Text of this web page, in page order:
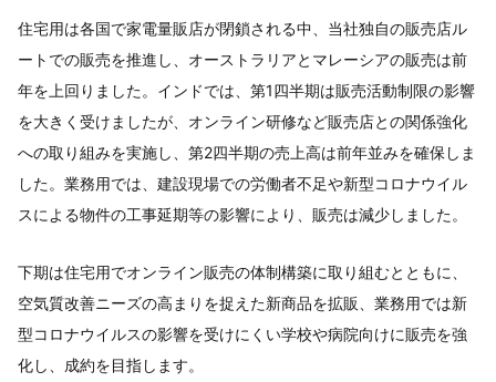
住宅用は各国で家電量販店が閉鎖される中、当社独自の販売店ル
ートでの販売を推進し、オーストラリアとマレーシアの販売は前
年を上回りました。インドでは、第1四半期は販売活動制限の影響
を大きく受けましたが、オンライン研修など販売店との関係強化
への取り組みを実施し、第2四半期の売上高は前年並みを確保しま
した。業務用では、建設現場での労働者不足や新型コロナウイル
スによる物件の工事延期等の影響により、販売は減少しました。
下期は住宅用でオンライン販売の体制構築に取り組むとともに、
空気質改善ニーズの高まりを捉えた新商品を拡販、業務用では新
型コロナウイルスの影響を受けにくい学校や病院向けに販売を強
化し、成約を目指します。